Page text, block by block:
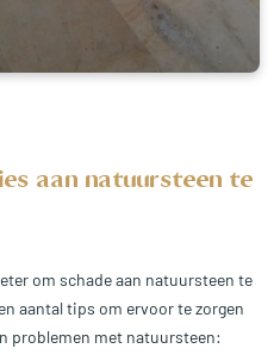
aan natuursteen te
om schade aan natuursteen te
aantal tips om ervoor te zorgen
problemen met natuursteen: